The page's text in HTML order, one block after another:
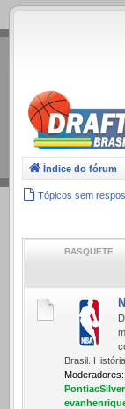
.
Índice do fórum
Tópicos sem
BASQUETE
Brasil.
Moderadores: